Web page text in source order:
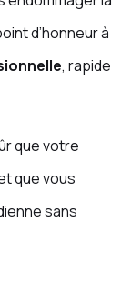
d’honneur à
, rapide
que votre
que vous
sans